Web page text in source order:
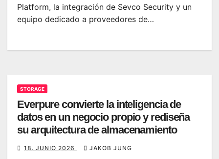
Platform, la integración de Sevco Security y un
equipo dedicado a proveedores de…
STORAGE
Everpure convierte la inteligencia de
datos en un negocio propio y rediseña
su arquitectura de almacenamiento
18. JUNIO 2026 JAKOB JUNG